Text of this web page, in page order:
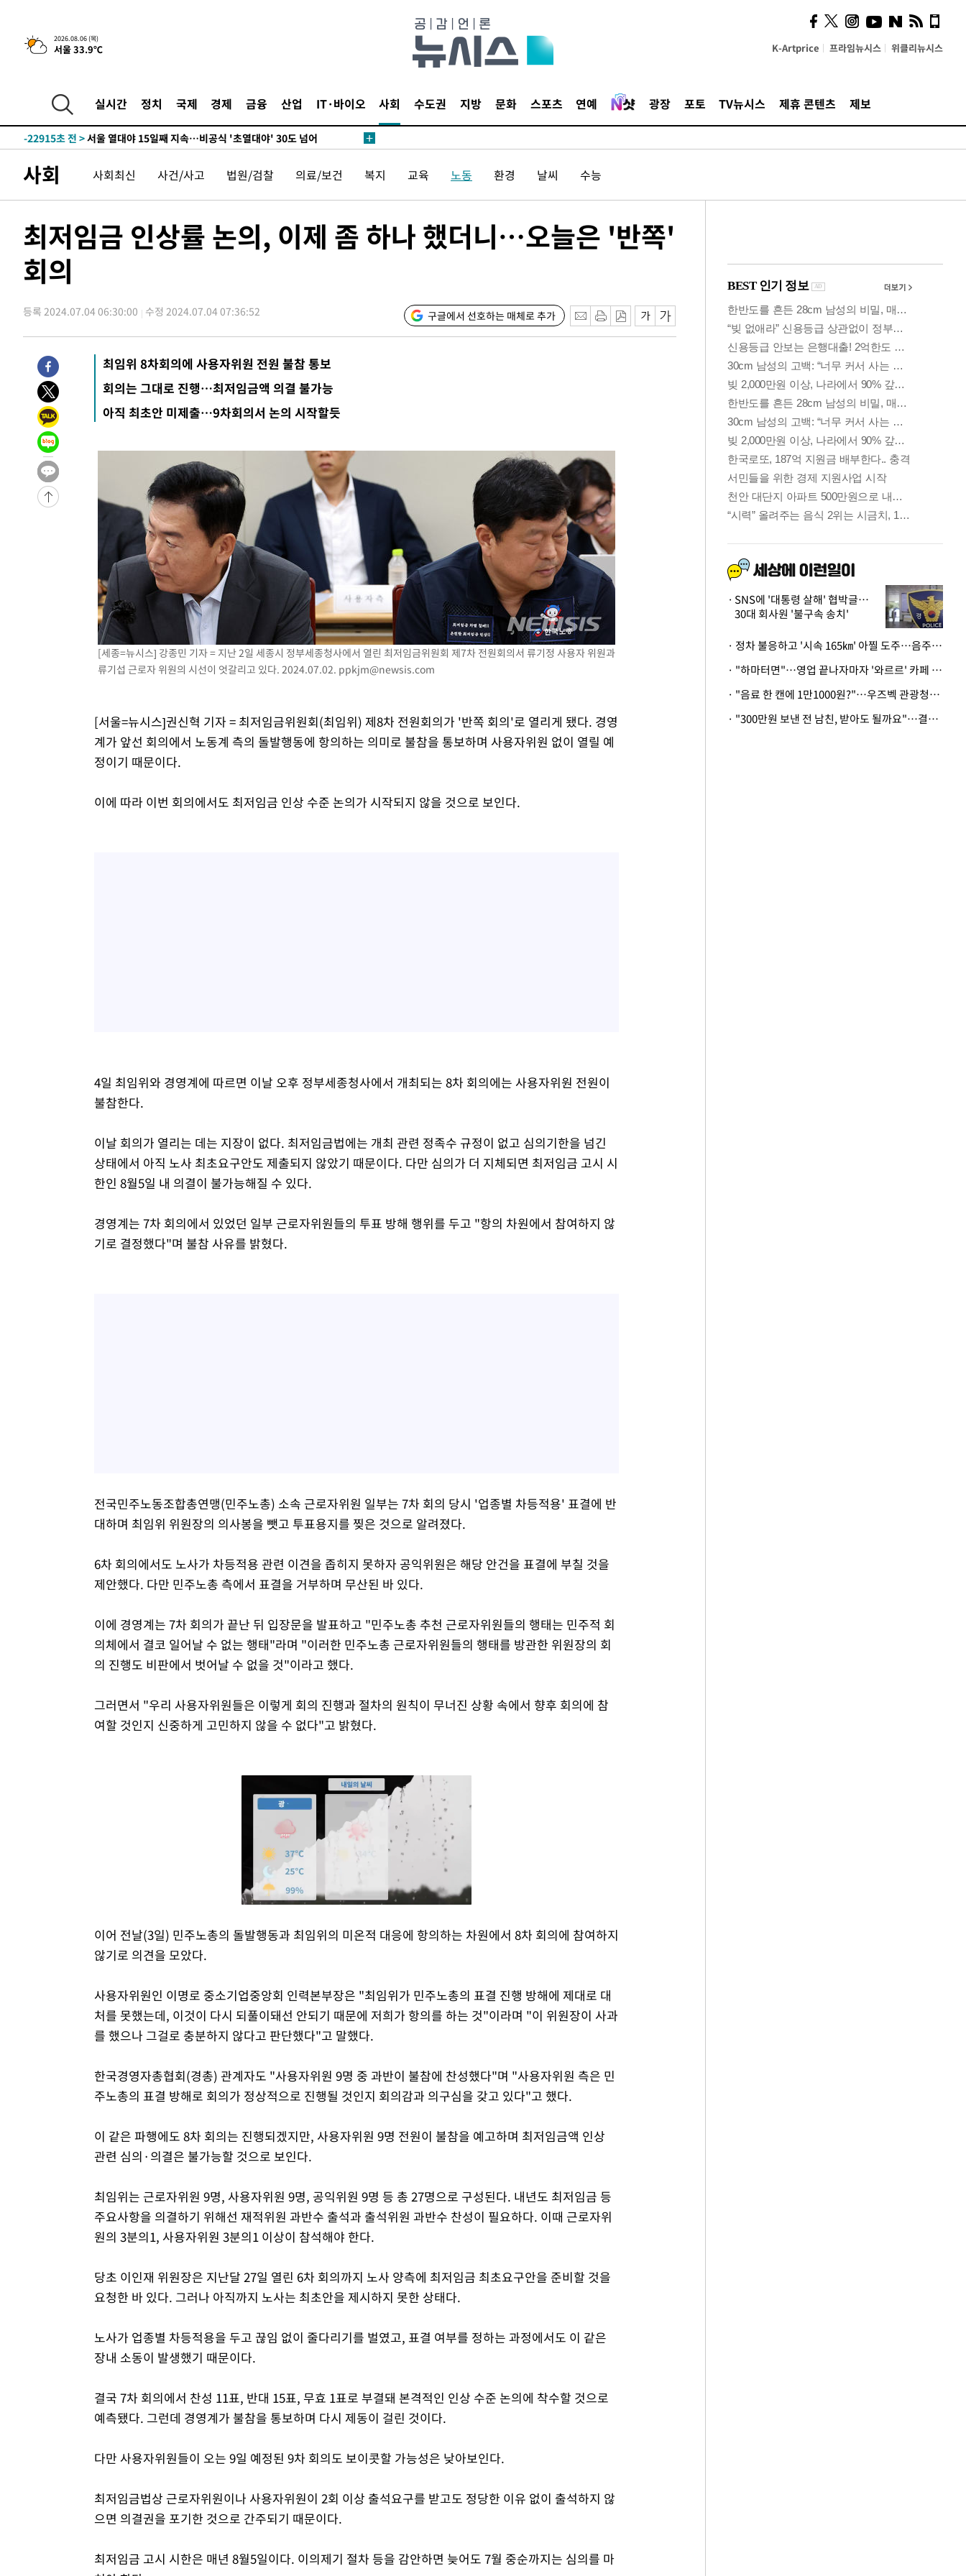
2026.08.06 (목)
서울 33.9℃ K-Artprice 프라임뉴시스 위클리뉴시스
실시간 정치 국제 경제 금융 산업 IT·바이오 사회 수도권 지방 문화 스포츠 연예 광장 포토 TV뉴시스 제휴 콘텐츠 제보
-28205초 전 >[속보]산업장관 "李정부, 원전 반대 안해…안정 전력 위해 불가피"
-26902초 전 >[속보]경찰, '홍명보 선임 논란' 대한축구협회·축구회관 등 압수수
-26082초 전 >
[속보]코스피 매도사이드카 발동…4%대 급락
-25354초 전 >
-22915초 전 >서울 열대야 15일째 지속…비공식 '초열대야' 30도 넘어
-21465초 전 >
[속보]코스피, 119.51포인트(1.81%) 내린 6478.75 개장
-17912초 전 >6월 경상수지 497.3억 달러…두 달 연속 사상 최대
-15225초 전 >미 워싱턴주 스포캔 시의 통제불능 3개 산불, 방화선 일부 구축
-7398초 전 >
우 0.49%↑
-5753초 전 >
-32090초 전 >내일까지 39도 '펄펄'…기상청 "태풍 지나며 폭염 잠시 꺾인다"
-31727초 전 >트럼프, 한국계 진보 주지사 후보 맹공…"공산주의가 최대 위협"
-31705초 전 >
"美간섭에 합의 지연"…트럼프, '이란 호르무즈 통제권' 수용할까
-28225초 전 >
[속보]산업장관 "李정부, 원전 반대 안해…안정 전력 위해 불가피"
-26922초 전 >
-26309초 전 >
[속보]산업장관 "美무역법 제301조 과잉생산 결과 발표 8월 중 예
-26102초 전 >
-25374초 전 >
[속보]전남광주 초대 시민추천 부시장에 백승주·윤난실
-22935초 전 >
서울 열대야 15일째 지속…비공식 '초열대야' 30도 넘어
-21502초 전 >
[속보]코스닥, 2.15포인트(0.27%) 내린 797.44 출발
[속보]코스피, 119.51포인트(1.81%) 내린 6478.75 개장
6월 경상수지 497.3억 달러…두 달 연속 사상 최대
서울 낮 39도 '폭염중대경보'…40도 관측 가능성도
미 워싱턴주 스포캔 시의 통제불능 3개 산불, 방화선 일부 구축
[속보] 호르무즈 해협 이란-오만 협상 기대속 뉴욕증시 혼조 마감 다
[속보] 이란 대통령 "지금 최고지도자와 소통하기가 매우 어려워" 취
[속보] "이란-오만, 호르무즈 해협 통행 항로 합의" 이란 외무부 대변인
사회 사회최신 사건/사고 법원/검찰 의료/보건 복지 교육 노동 환경 날씨 수능
최저임금 인상률 논의, 이제 좀 하나 했더니…오늘은 '반쪽'
회의
등록 2024.07.04 06:30:00 수정 2024.07.04 07:36:52 구글에서 선호하는 매체로 추가
최임위 8차회의에 사용자위원 전원 불참 통보
회의는 그대로 진행…최저임금액 의결 불가능
아직 최초안 미제출…9차회의서 논의 시작할듯
[세종=뉴시스] 강종민 기자 = 지난 2일 세종시 정부세종청사에서 열린 최저임금위원회 제7차 전원회의서 류기정 사용자 위원과
류기섭 근로자 위원의 시선이 엇갈리고 있다. 2024.07.02. ppkjm@newsis.com
[서울=뉴시스]권신혁 기자 = 최저임금위원회(최임위) 제8차 전원회의가 '반쪽 회의'로 열리게 됐다. 경영
계가 앞선 회의에서 노동계 측의 돌발행동에 항의하는 의미로 불참을 통보하며 사용자위원 없이 열릴 예
정이기 때문이다.
이에 따라 이번 회의에서도 최저임금 인상 수준 논의가 시작되지 않을 것으로 보인다.
4일 최임위와 경영계에 따르면 이날 오후 정부세종청사에서 개최되는 8차 회의에는 사용자위원 전원이
불참한다.
이날 회의가 열리는 데는 지장이 없다. 최저임금법에는 개최 관련 정족수 규정이 없고 심의기한을 넘긴
상태에서 아직 노사 최초요구안도 제출되지 않았기 때문이다. 다만 심의가 더 지체되면 최저임금 고시 시
한인 8월5일 내 의결이 불가능해질 수 있다.
경영계는 7차 회의에서 있었던 일부 근로자위원들의 투표 방해 행위를 두고 "항의 차원에서 참여하지 않
기로 결정했다"며 불참 사유를 밝혔다.
전국민주노동조합총연맹(민주노총) 소속 근로자위원 일부는 7차 회의 당시 '업종별 차등적용' 표결에 반
대하며 최임위 위원장의 의사봉을 뺏고 투표용지를 찢은 것으로 알려졌다.
6차 회의에서도 노사가 차등적용 관련 이견을 좁히지 못하자 공익위원은 해당 안건을 표결에 부칠 것을
제안했다. 다만 민주노총 측에서 표결을 거부하며 무산된 바 있다.
이에 경영계는 7차 회의가 끝난 뒤 입장문을 발표하고 "민주노총 추천 근로자위원들의 행태는 민주적 회
의체에서 결코 일어날 수 없는 행태"라며 "이러한 민주노총 근로자위원들의 행태를 방관한 위원장의 회
의 진행도 비판에서 벗어날 수 없을 것"이라고 했다.
그러면서 "우리 사용자위원들은 이렇게 회의 진행과 절차의 원칙이 무너진 상황 속에서 향후 회의에 참
여할 것인지 신중하게 고민하지 않을 수 없다"고 밝혔다.
이어 전날(3일) 민주노총의 돌발행동과 최임위의 미온적 대응에 항의하는 차원에서 8차 회의에 참여하지
않기로 의견을 모았다.
사용자위원인 이명로 중소기업중앙회 인력본부장은 "최임위가 민주노총의 표결 진행 방해에 제대로 대
처를 못했는데, 이것이 다시 되풀이돼선 안되기 때문에 저희가 항의를 하는 것"이라며 "이 위원장이 사과
를 했으나 그걸로 충분하지 않다고 판단했다"고 말했다.
한국경영자총협회(경총) 관계자도 "사용자위원 9명 중 과반이 불참에 찬성했다"며 "사용자위원 측은 민
주노총의 표결 방해로 회의가 정상적으로 진행될 것인지 회의감과 의구심을 갖고 있다"고 했다.
이 같은 파행에도 8차 회의는 진행되겠지만, 사용자위원 9명 전원이 불참을 예고하며 최저임금액 인상
관련 심의·의결은 불가능할 것으로 보인다.
최임위는 근로자위원 9명, 사용자위원 9명, 공익위원 9명 등 총 27명으로 구성된다. 내년도 최저임금 등
주요사항을 의결하기 위해선 재적위원 과반수 출석과 출석위원 과반수 찬성이 필요하다. 이때 근로자위
원의 3분의1, 사용자위원 3분의1 이상이 참석해야 한다.
당초 이인재 위원장은 지난달 27일 열린 6차 회의까지 노사 양측에 최저임금 최초요구안을 준비할 것을
요청한 바 있다. 그러나 아직까지 노사는 최초안을 제시하지 못한 상태다.
노사가 업종별 차등적용을 두고 끊임 없이 줄다리기를 벌였고, 표결 여부를 정하는 과정에서도 이 같은
장내 소동이 발생했기 때문이다.
결국 7차 회의에서 찬성 11표, 반대 15표, 무효 1표로 부결돼 본격적인 인상 수준 논의에 착수할 것으로
예측됐다. 그런데 경영계가 불참을 통보하며 다시 제동이 걸린 것이다.
다만 사용자위원들이 오는 9일 예정된 9차 회의도 보이콧할 가능성은 낮아보인다.
최저임금법상 근로자위원이나 사용자위원이 2회 이상 출석요구를 받고도 정당한 이유 없이 출석하지 않
으면 의결권을 포기한 것으로 간주되기 때문이다.
최저임금 고시 시한은 매년 8월5일이다. 이의제기 절차 등을 감안하면 늦어도 7월 중순까지는 심의를 마
계…'고급 가요'의 주체적
영토
SNS에 '대통령 살해' 협박글…
30대 회사원 '불구속 송치'
· 정차 불응하고 '시속 165㎞' 아찔 도주…음주운전자 체포
· "하마터면"…영업 끝나자마자 '와르르' 카페 테라스 덮친 대리석 외벽
· "음료 한 캔에 1만1000원?"…우즈벡 관광청까지 나섰다, 유튜버 폭로 후폭풍
· "300만원 보낸 전 남친, 받아도 될까요"…결혼 앞둔 예비신부의 뜻밖 고충